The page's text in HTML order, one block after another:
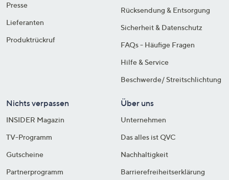
Presse
Lieferanten
Produktrückruf
Rücksendung & Entsorgung
Sicherheit & Datenschutz
FAQs - Häufige Fragen
Hilfe & Service
Beschwerde/ Streitschlichtung
Nichts verpassen
INSIDER Magazin
TV-Programm
Gutscheine
Partnerprogramm
Über uns
Unternehmen
Das alles ist QVC
Nachhaltigkeit
Barrierefreiheitserklärung